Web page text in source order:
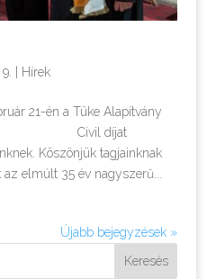
Hírek
a Tüke Alapítvány
Civil díjat
Köszönjük tagjainknak
elmúlt 35 év nagyszerű...
Újabb bejegyzések »